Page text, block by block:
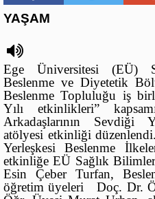
YAŞAM
Ege Üniversitesi (EÜ)
Beslenme ve Diyetetik
Beslenme Topluluğu iş
Yılı etkinlikleri”
Arkadaşlarının Sevdiği
atölyesi etkinliği
Yerleşkesi Beslenme
etkinliğe EÜ Sağlık
Esin Çeber Turfan,
öğretim üyeleri Doç. Dr.